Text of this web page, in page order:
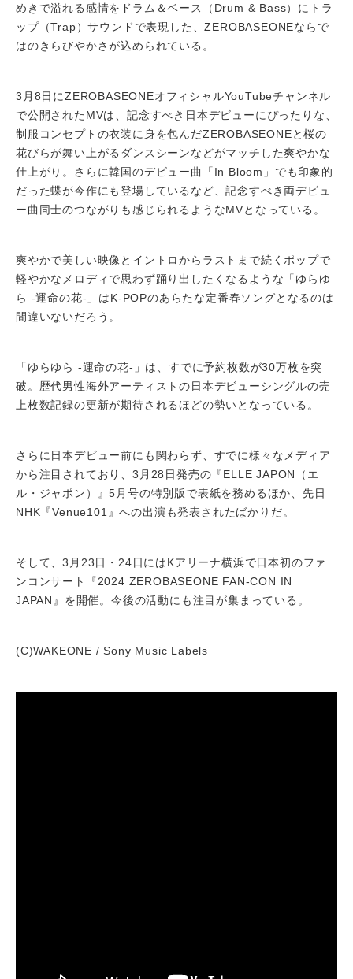
めきで溢れる感情をドラム＆ベース（Drum & Bass）にトラ
ップ（Trap）サウンドで表現した、ZEROBASEONEならで
はのきらびやかさが込められている。
3月8日にZEROBASEONEオフィシャルYouTubeチャンネル
で公開されたMVは、記念すべき日本デビューにぴったりな、
制服コンセプトの衣装に身を包んだZEROBASEONEと桜の
花びらが舞い上がるダンスシーンなどがマッチした爽やかな
仕上がり。さらに韓国のデビュー曲「In Bloom」でも印象的
だった蝶が今作にも登場しているなど、記念すべき両デビュ
ー曲同士のつながりも感じられるようなMVとなっている。
爽やかで美しい映像とイントロからラストまで続くポップで
軽やかなメロディで思わず踊り出したくなるような「ゆらゆ
ら -運命の花-」はK-POPのあらたな定番春ソングとなるのは
間違いないだろう。
「ゆらゆら -運命の花-」は、すでに予約枚数が30万枚を突
破。歴代男性海外アーティストの日本デビューシングルの売
上枚数記録の更新が期待されるほどの勢いとなっている。
さらに日本デビュー前にも関わらず、すでに様々なメディア
から注目されており、3月28日発売の『ELLE JAPON（エ
ル・ジャポン）』5月号の特別版で表紙を務めるほか、先日
NHK『Venue101』への出演も発表されたばかりだ。
そして、3月23日・24日にはKアリーナ横浜で日本初のファ
ンコンサート『2024 ZEROBASEONE FAN-CON IN
JAPAN』を開催。今後の活動にも注目が集まっている。
(C)WAKEONE / Sony Music Labels